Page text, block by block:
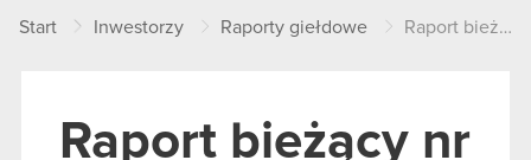
Start Inwestorzy Raporty giełdowe Raport bieżący nr 53/2011
Raport bieżący nr